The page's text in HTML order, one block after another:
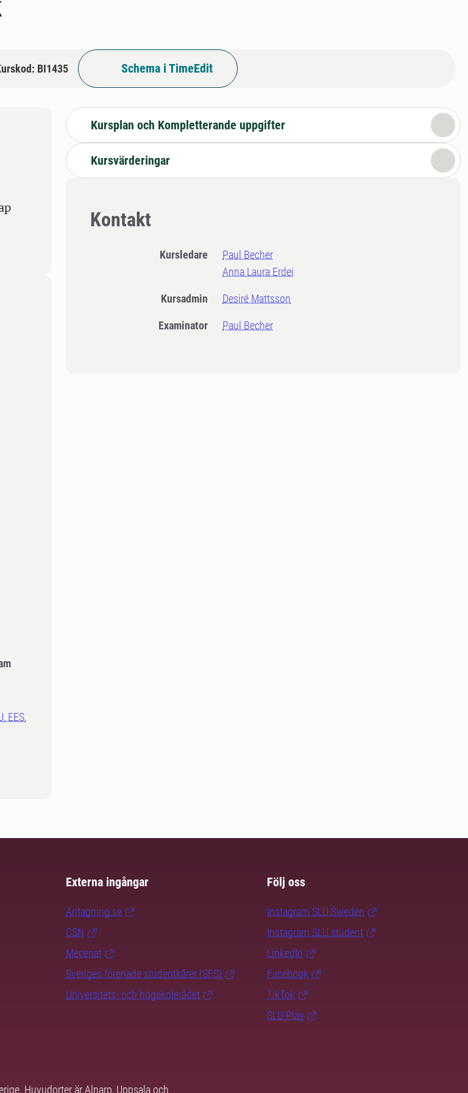
BI1435 Schema i TimeEdit
EES,
Kursplan och Kompletterande uppgifter
Kursvärderingar
Kontakt
Kursledare
Paul Becher
Anna Laura Erdei
Kursadmin Desiré Mattsson
Examinator Paul Becher
Externa ingångar
Antagning.se
CSN
Mecenat
Sveriges förenade studentkårer (SFS)
Universitets- och högskolerådet
Följ oss
Instagram SLU.Sweden
Instagram SLU.student
LinkedIn
Facebook
TikTok
SLU Play
Huvudorter är Alnarp, Uppsala och